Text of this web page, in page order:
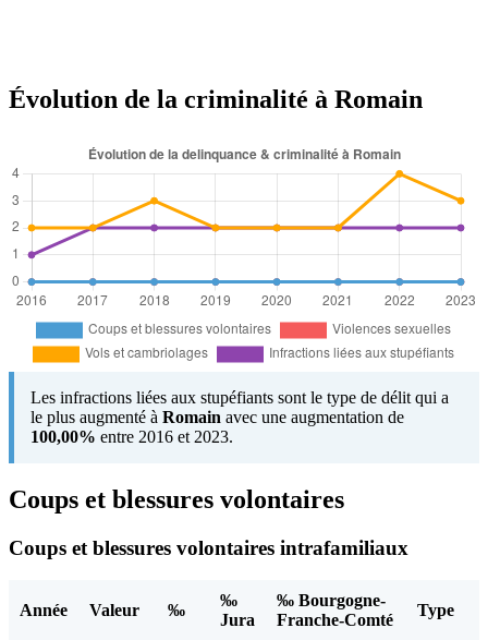
Évolution de la criminalité à Romain
Les infractions liées aux stupéfiants sont le type de délit qui a
le plus augmenté à Romain avec une augmentation de
100,00% entre 2016 et 2023.
Coups et blessures volontaires
Coups et blessures volontaires intrafamiliaux
Année Valeur ‰
‰
Jura
‰ Bourgogne-
Franche-Comté
Type